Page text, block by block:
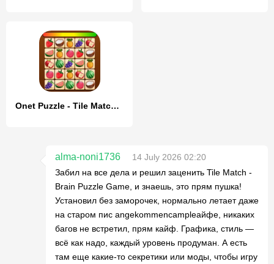
Onet Puzzle - Tile Match Game
alma-noni1736
14 July 2026 02:20
Забил на все дела и решил заценить Tile Match -
Brain Puzzle Game, и знаешь, это прям пушка!
Установил без заморочек, нормально летает даже
на старом пис angekommencampleайфе, никаких
багов не встретил, прям кайф. Графика, стиль —
всё как надо, каждый уровень продуман. А есть
там еще какие-то секретики или моды, чтобы игру